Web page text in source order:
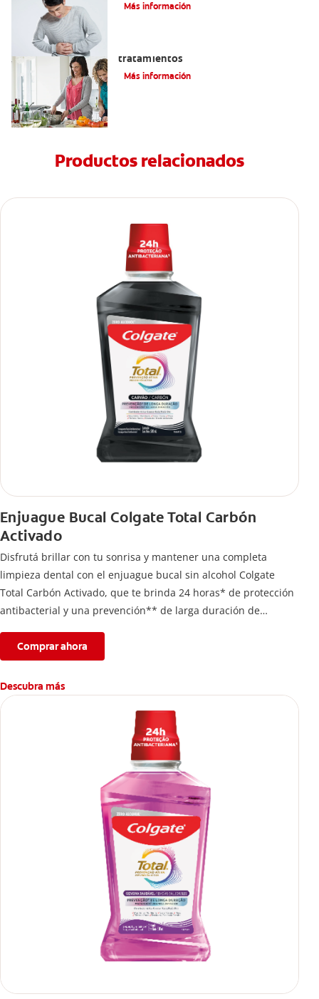
Más información
tratamientos
Más información
Productos relacionados
Enjuague Bucal Colgate Total Carbón
Activado
Disfrutá brillar con tu sonrisa y mantener una completa
limpieza dental con el enjuague bucal sin alcohol Colgate
Total Carbón Activado, que te brinda 24 horas* de protección
antibacterial y una prevención** de larga duración de
Comprar ahora
Descubra más